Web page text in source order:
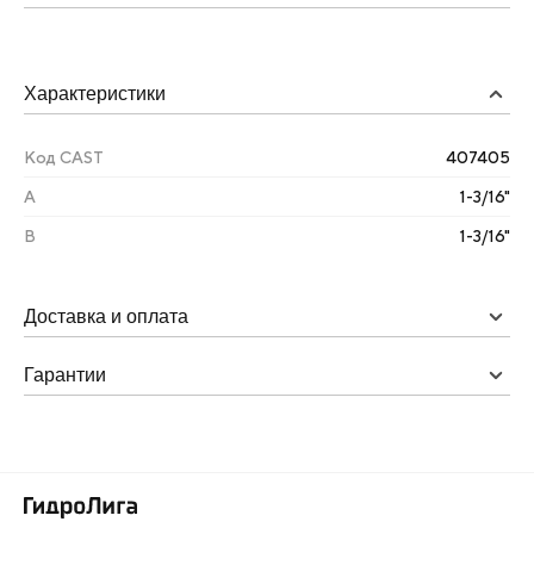
Характеристики
Код CAST 407405
А 1-3/16"
B 1-3/16"
Доставка и оплата
Гарантии